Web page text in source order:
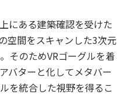
にある建築確認を受けた
空間をスキャンした3次元
そのためVRゴーグルを着
バターと化してメタバー
を統合した視野を得るこ